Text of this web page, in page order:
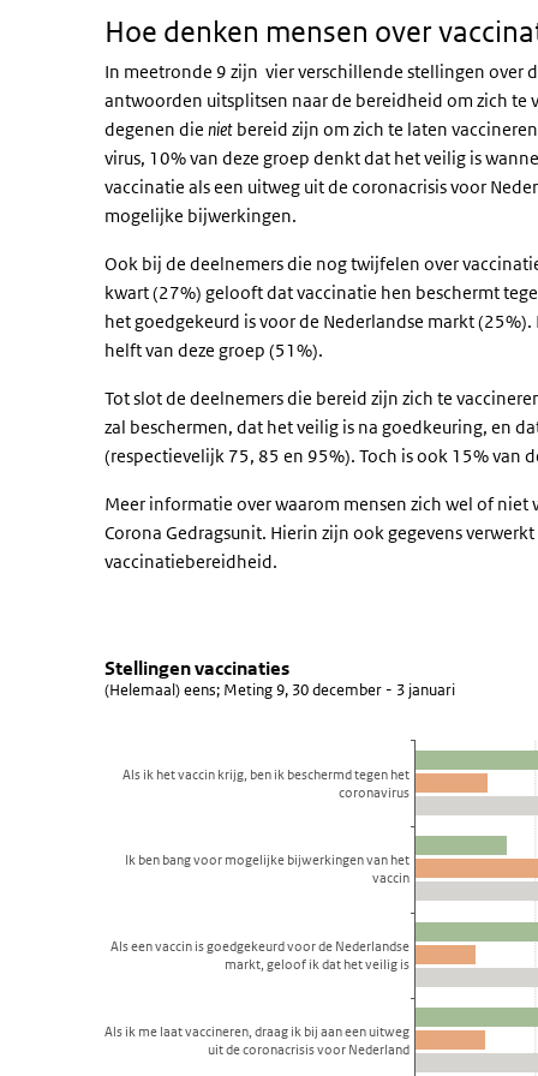
Hoe denken mensen over
In meetronde 9 zijn vier verschillende stellingen over
antwoorden uitsplitsen naar de bereidheid om zich te
degenen die niet bereid zijn om zich te laten
virus, 10% van deze groep denkt dat het veilig is
vaccinatie als een uitweg uit de coronacrisis voor
mogelijke bijwerkingen.
Ook bij de deelnemers die nog twijfelen over
kwart (27%) gelooft dat vaccinatie hen beschermt
het goedgekeurd is voor de Nederlandse markt
helft van deze groep (51%).
Tot slot de deelnemers die bereid zijn zich te
zal beschermen, dat het veilig is na goedkeuring, en
(respectievelijk 75, 85 en 95%). Toch is ook 15% van
Meer informatie over waarom mensen zich wel of
Corona Gedragsunit. Hierin zijn ook gegevens
vaccinatiebereidheid.
Stellingen vaccinaties Mee
Sla de grafiek 'Stellingen vaccinaties' over en ga naar
Stellingen vaccinaties
(Helemaal) eens; Meting 9, 30 december - 3 januari
Bekijk als data tabel.
De grafiek heeft 1 X-as die categories weergeeft.
De grafiek heeft 1 Y-as die percentage weergeeft.
Stellingen vaccinaties
(Helemaal) eens; Meting 9, 30 december - 3 januari
Als ik het vaccin krijg, ben ik beschermd tegen het
coronavirus
Ik ben bang voor mogelijke bijwerkingen van het
vaccin
Als een vaccin is goedgekeurd voor de Nederlandse
markt, geloof ik dat het veilig is
Als ik me laat vaccineren, draag ik bij aan een uitweg
uit de coronacrisis voor Nederland